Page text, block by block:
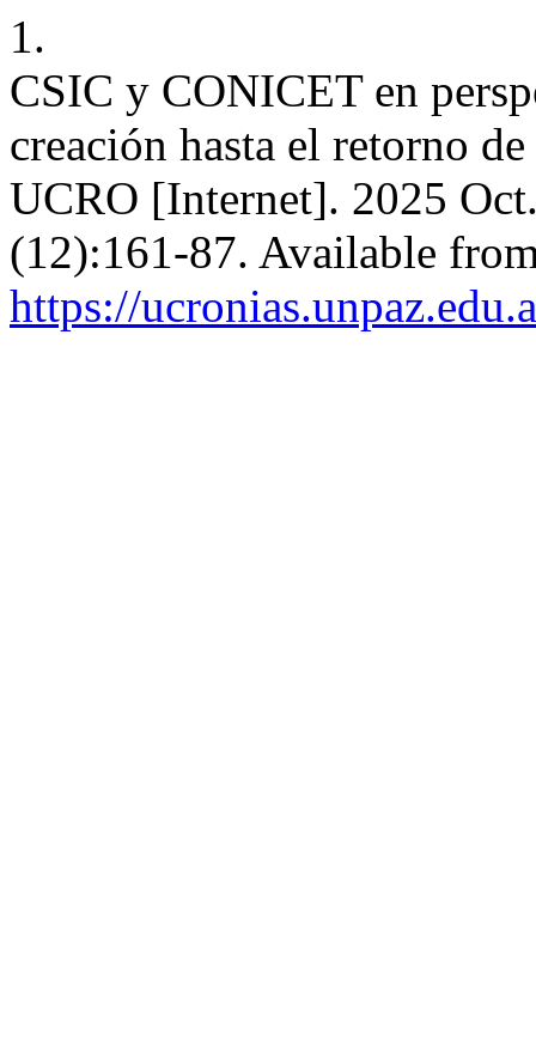
1.
CSIC y CONICET en
creación hasta el retorno
UCRO [Internet]. 2025
(12):161-87. Available
https://